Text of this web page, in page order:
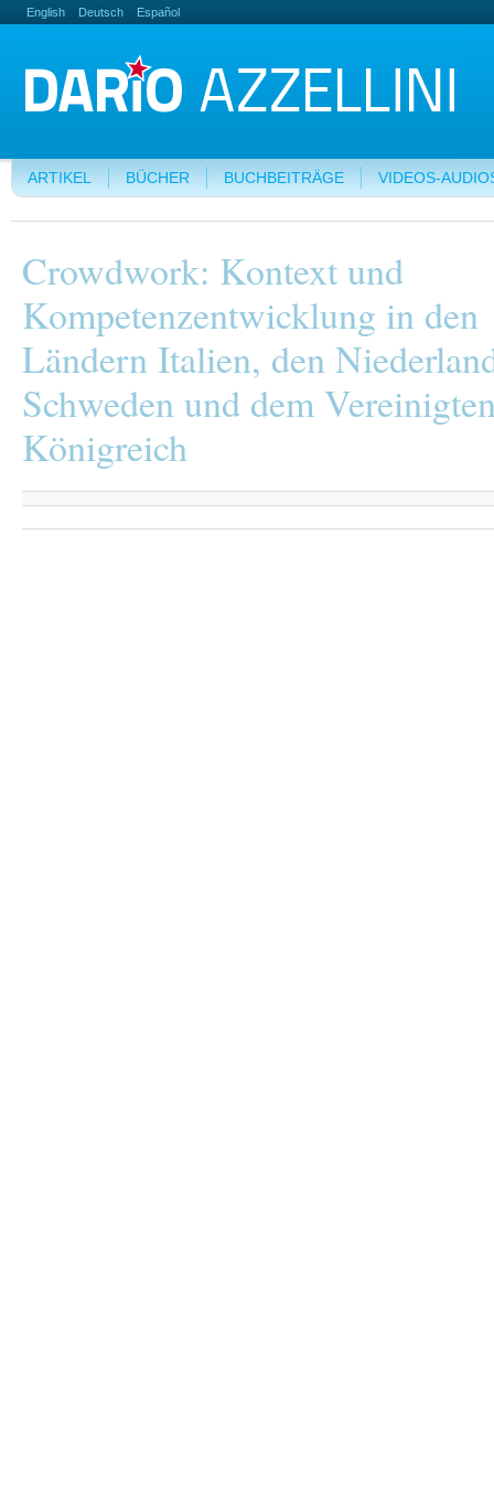
English Deutsch Español
ARTIKEL BÜCHER BUCHBEITRÄGE VIDEOS-
Crowdwork: Kontext und
Kompetenzentwicklung in den
Ländern Italien, den
Schweden und dem
Königreich